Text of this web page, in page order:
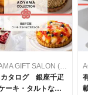
AOYAMA GIFT SALON (アオヤマギフトサロン)
タログ 銀座千疋
キ・タルトなど